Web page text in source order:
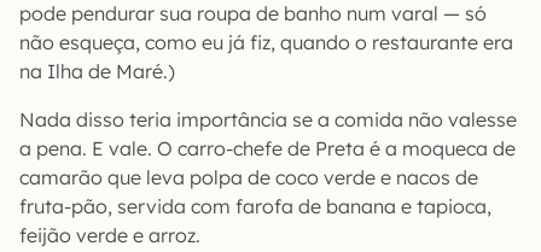
pode pendurar sua roupa de banho num varal — só
não esqueça, como eu já fiz, quando o restaurante era
na Ilha de Maré.)
Nada disso teria importância se a comida não valesse
a pena. E vale. O carro-chefe de Preta é a moqueca de
camarão que leva polpa de coco verde e nacos de
fruta-pão, servida com farofa de banana e tapioca,
feijão verde e arroz.